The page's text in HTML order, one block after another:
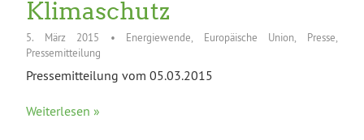
Klimaschutz
5. März 2015 • Energiewende Europäische Union Presse
Pressemitteilung
Pressemitteilung vom 05.03.2015
Weiterlesen »